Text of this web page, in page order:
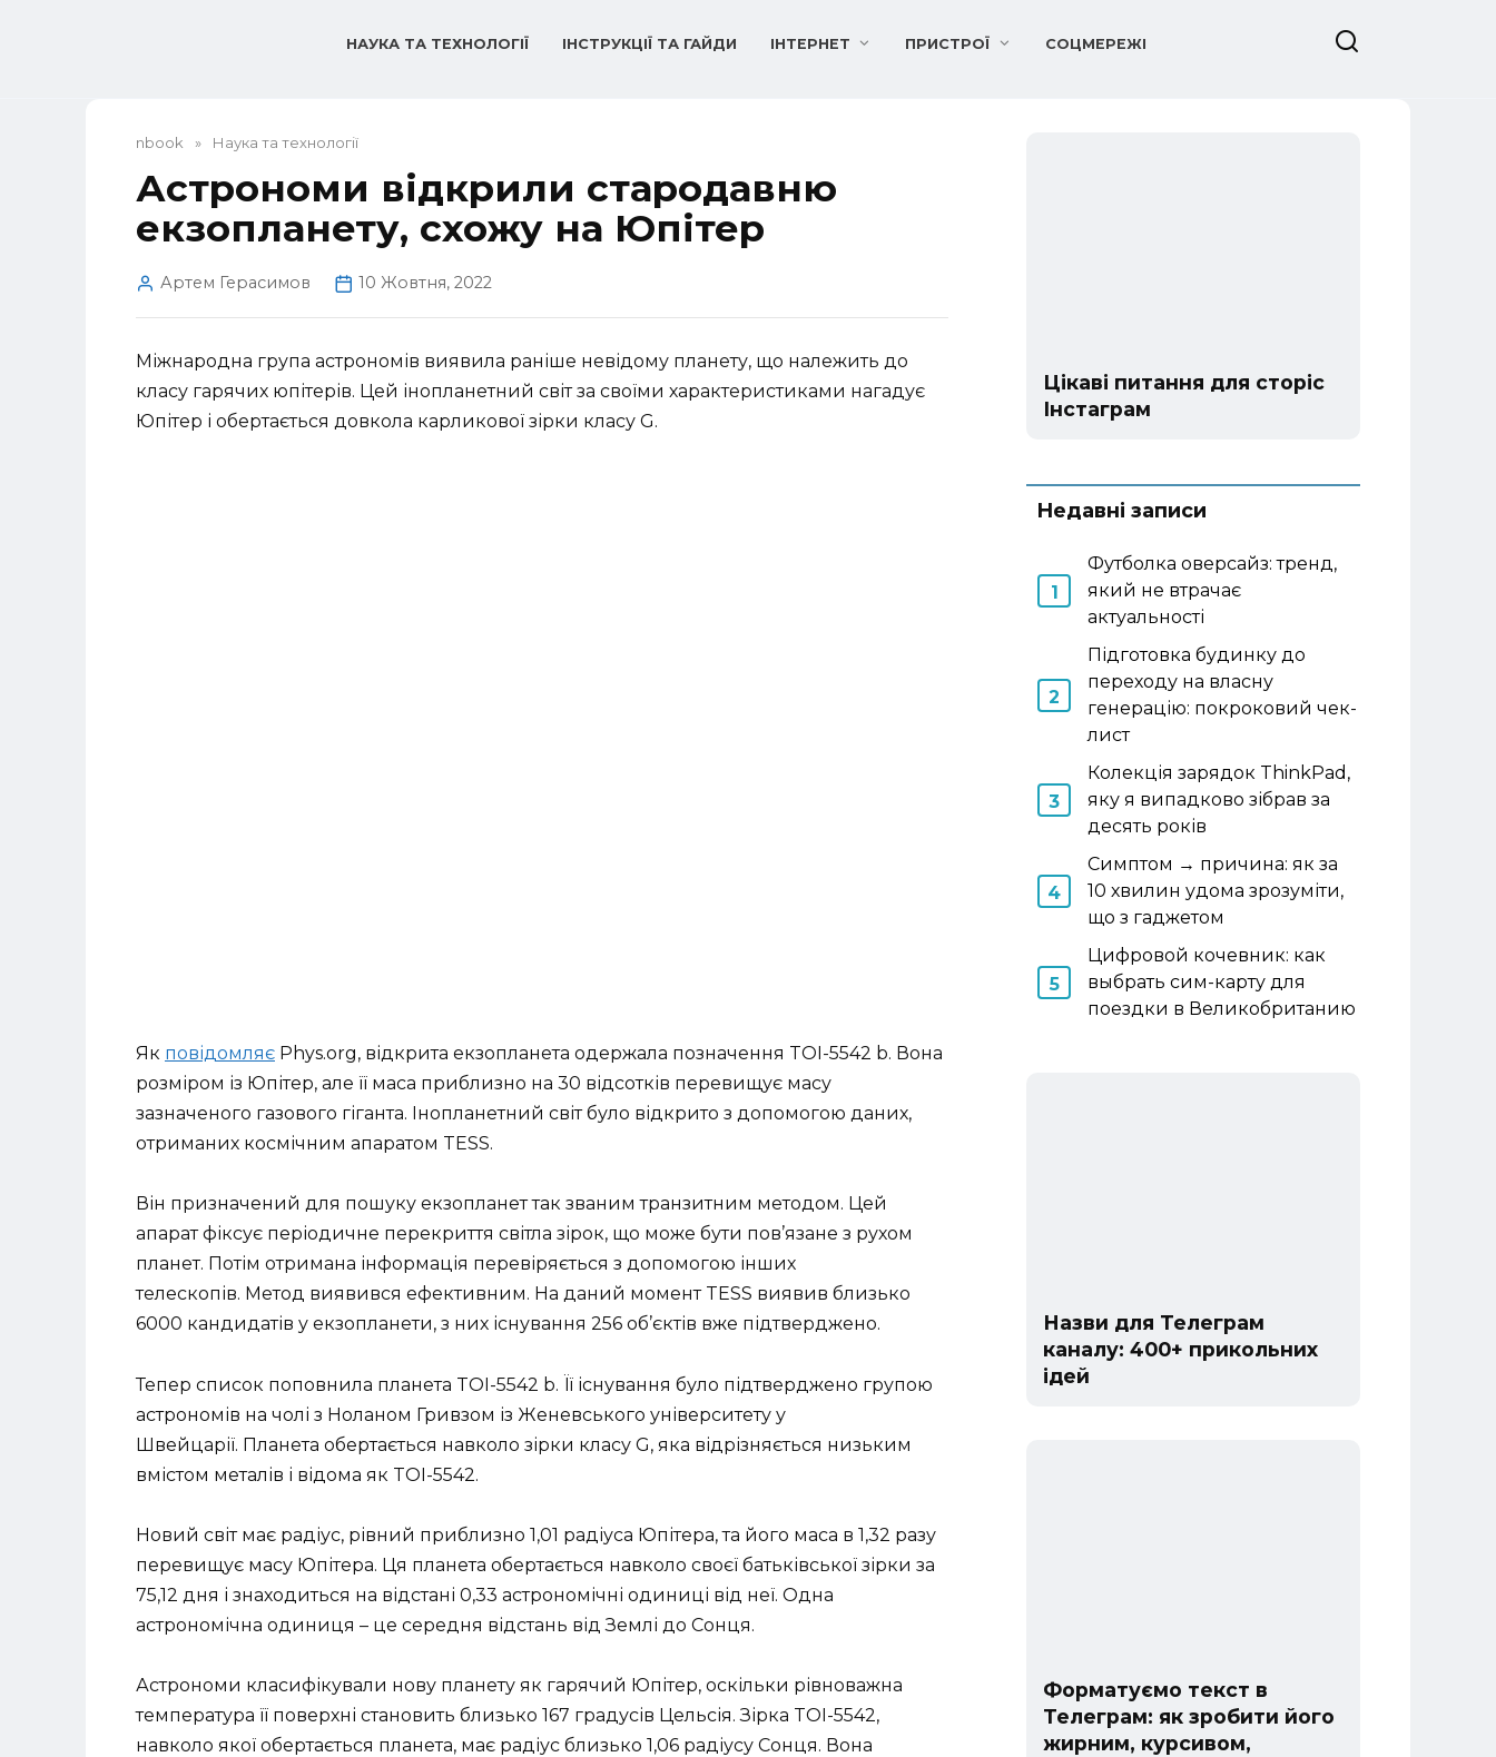
НАУКА ТА ТЕХНОЛОГІЇ ІНСТРУКЦІЇ ТА ГАЙДИ ІНТЕРНЕТ ПРИСТРОЇ СОЦМЕРЕЖІ
nbook » Наука та технології
Астрономи відкрили стародавню
екзопланету, схожу на Юпітер
Артем Герасимов 10 Жовтня, 2022
Міжнародна група астрономів виявила раніше невідому планету, що належить до
класу гарячих юпітерів. Цей інопланетний світ за своїми характеристиками нагадує
Юпітер і обертається довкола карликової зірки класу G.
Як повідомляє Phys.org, відкрита екзопланета одержала позначення TOI-5542 b. Вона
розміром із Юпітер, але її маса приблизно на 30 відсотків перевищує масу
зазначеного газового гіганта. Інопланетний світ було відкрито з допомогою даних,
отриманих космічним апаратом TESS.
Він призначений для пошуку екзопланет так званим транзитним методом. Цей
апарат фіксує періодичне перекриття світла зірок, що може бути пов’язане з рухом
планет. Потім отримана інформація перевіряється з допомогою інших
телескопів. Метод виявився ефективним. На даний момент TESS виявив близько
6000 кандидатів у екзопланети, з них існування 256 об’єктів вже підтверджено.
Тепер список поповнила планета TOI-5542 b. Її існування було підтверджено групою
астрономів на чолі з Ноланом Гривзом із Женевського університету у
Швейцарії. Планета обертається навколо зірки класу G, яка відрізняється низьким
вмістом металів і відома як TOI-5542.
Новий світ має радіус, рівний приблизно 1,01 радіуса Юпітера, та його маса в 1,32 разу
перевищує масу Юпітера. Ця планета обертається навколо своєї батьківської зірки за
75,12 дня і знаходиться на відстані 0,33 астрономічні одиниці від неї. Одна
астрономічна одиниця – це середня відстань від Землі до Сонця.
Астрономи класифікували нову планету як гарячий Юпітер, оскільки рівноважна
температура її поверхні становить близько 167 градусів Цельсія. Зірка TOI-5542,
навколо якої обертається планета, має радіус близько 1,06 радіусу Сонця. Вона
Цікаві питання для сторіс
Інстаграм
Недавні записи
Футболка оверсайз: тренд,
який не втрачає
актуальності
Підготовка будинку до
переходу на власну
генерацію: покроковий чек-
лист
Колекція зарядок ThinkPad,
яку я випадково зібрав за
десять років
Симптом → причина: як за
10 хвилин удома зрозуміти,
що з гаджетом
Цифровой кочевник: как
выбрать сим-карту для
поездки в Великобританию
Назви для Телеграм
каналу: 400+ прикольних
ідей
Форматуємо текст в
Телеграм: як зробити його
жирним, курсивом,